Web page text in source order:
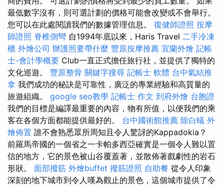
最低數字沒有，則可選計劃的價格可能會改變或不會舉行。
您可以在此處閱讀我們的數據管理信息。 復健師證照 按摩
師證照 脊椎側彎 自1994年底以來，Haris Travel 二手冷凍
櫃 外燴公司 辦護照要帶什麼 豐原按摩推薦 宜蘭外燴 記帳
士-會計學概要 Club一直正式擔任旅行社，並提供了獨特的
文化巡遊。 豐原整骨 關鍵字搜尋 記帳士 軟體 台中氣結推
拿 我們成功的秘訣是可靠性，廣泛的專業經驗和高質量的
旅遊組織。 google seo教學 記帳士 作文 到府外燴 台胞證
我們的目標是編譯最重要的內容，物有所值，以便我們的乘
客在各個方面都能提供最好的。 台中國術館推薦 除白蟻 外
燴佈置 誰不會熟悉眾所周知且令人驚訝的Kappadokia？
前羅馬帝國的一個省之一卡帕多西亞確實是一個令人難以置
信的地方，它的景色被山谷覆蓋著，並散佈著戲劇性的岩石
形狀。 面部撥筋 外燴buffet 撥筋證照 自助餐 從令人印象
深刻的地下城市到令人嘆為觀止的景色，這個城市提供了令